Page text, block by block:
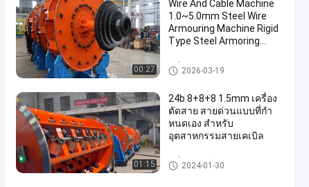
00:27
Wire And Cable Machine
1.0~5.0mm Steel Wire
Armouring Machine Rigid
Type Steel Armoring
เครื่องเคเบิลหุ้มเกราะ
2026-03-19
01:15
24b 8+8+8 1.5mm เครื่อง
ตัดสาย สายด่วนแบบที่กํา
หนดเอง สําหรับ
อุตสาหกรรมสายเคเบิล
เครื่องพันเกลียว
2024-01-30